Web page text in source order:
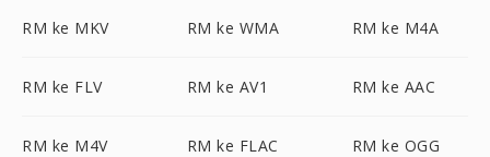
RM ke MKV RM ke WMA RM ke M4A
RM ke FLV RM ke AV1 RM ke AAC
RM ke M4V RM ke FLAC RM ke OGG